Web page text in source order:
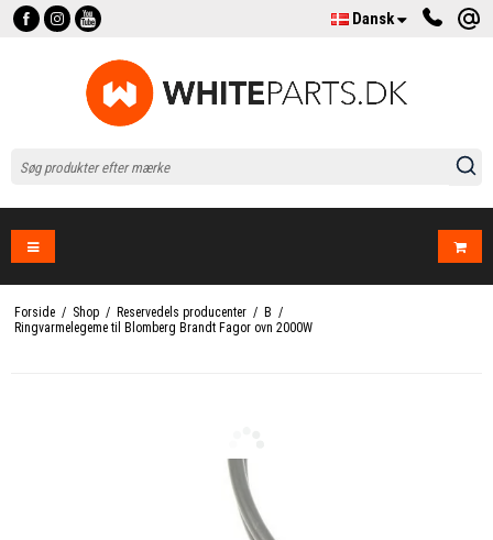
Dansk
Forside / Shop / Reservedels producenter / B /
Ringvarmelegeme til Blomberg Brandt Fagor ovn 2000W